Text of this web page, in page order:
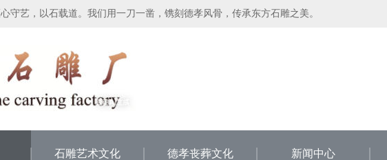
守艺，以石载道。我们用一刀一凿，镌刻德孝风骨，传承东方石雕之美。
石雕艺术文化 德孝丧葬文化 新闻中心